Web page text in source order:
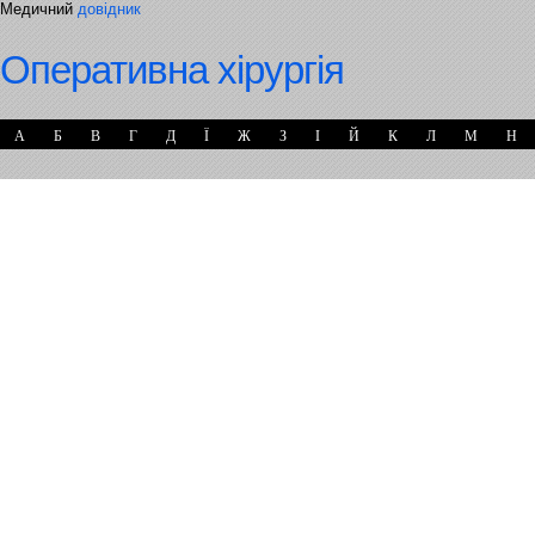
Медичний довідник
Оперативна хірургія
А Б В Г Д Ї Ж З І Й К Л М Н